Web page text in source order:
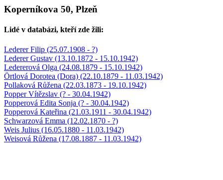
Koperníkova 50, Plzeň
Lidé v databázi, kteří zde žili:
Lederer Filip (25.07.1908 - ?)
Lederer Gustav (13.10.1872 - 15.10.1942)
Ledererová Olga (24.08.1879 - 15.10.1942)
Örtlová Dorotea (Dora) (22.10.1879 - 11.03.1942)
Pollaková Růžena (22.03.1873 - 19.10.1942)
Popper Vítězslav (? - 30.04.1942)
Popperová Edita Sonja (? - 30.04.1942)
Popperová Kateřina (21.03.1911 - 30.04.1942)
Schwarzová Emma (12.02.1870 - ?)
Weis Julius (16.05.1880 - 11.03.1942)
Weisová Růžena (17.08.1887 - 11.03.1942)